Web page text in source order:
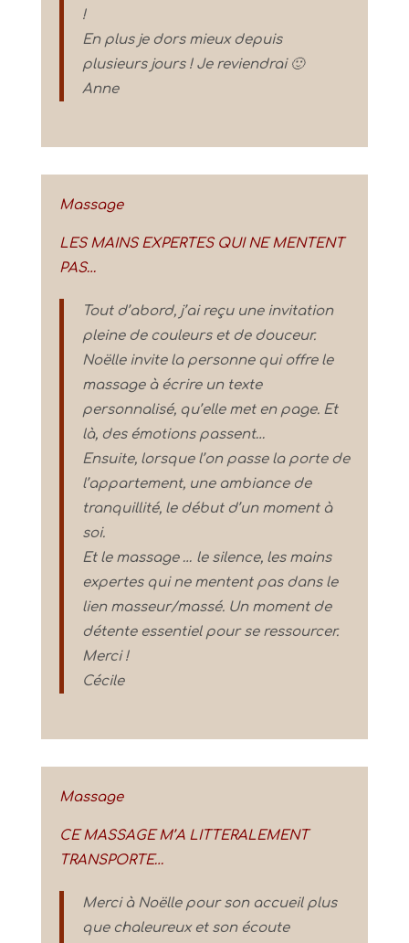
!
En plus je dors mieux depuis
plusieurs jours ! Je reviendrai 🙂
Anne
Massage
LES MAINS EXPERTES QUI NE MENTENT
PAS…
Tout d’abord, j’ai reçu une invitation
pleine de couleurs et de douceur.
Noëlle invite la personne qui offre le
massage à écrire un texte
personnalisé, qu’elle met en page. Et
là, des émotions passent…
Ensuite, lorsque l’on passe la porte de
l’appartement, une ambiance de
tranquillité, le début d’un moment à
soi.
Et le massage … le silence, les mains
expertes qui ne mentent pas dans le
lien masseur/massé. Un moment de
détente essentiel pour se ressourcer.
Merci !
Cécile
Massage
CE MASSAGE M’A LITTERALEMENT
TRANSPORTE…
Merci à Noëlle pour son accueil plus
que chaleureux et son écoute